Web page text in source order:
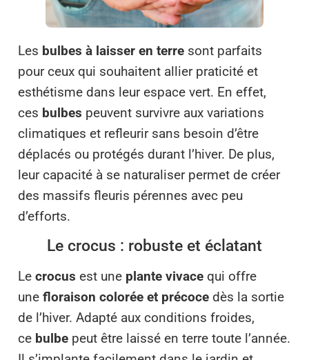
Les bulbes à laisser en terre sont parfaits
pour ceux qui souhaitent allier praticité et
esthétisme dans leur espace vert. En effet,
ces bulbes peuvent survivre aux variations
climatiques et refleurir sans besoin d’être
déplacés ou protégés durant l’hiver. De plus,
leur capacité à se naturaliser permet de créer
des massifs fleuris pérennes avec peu
d’efforts.
Le crocus : robuste et éclatant
Le crocus est une plante vivace qui offre
une floraison colorée et précoce dès la sortie
de l’hiver. Adapté aux conditions froides,
ce bulbe peut être laissé en terre toute l’année.